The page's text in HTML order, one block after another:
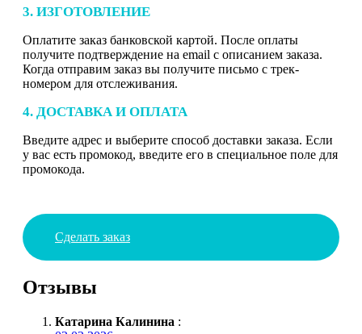
3. ИЗГОТОВЛЕНИЕ
Оплатите заказ банковской картой. После оплаты
получите подтверждение на email с описанием заказа.
Когда отправим заказ вы получите письмо с трек-
номером для отслеживания.
4. ДОСТАВКА И ОПЛАТА
Введите адрес и выберите способ доставки заказа. Если
у вас есть промокод, введите его в специальное поле для
промокода.
Сделать заказ
Отзывы
Катарина Калинина :